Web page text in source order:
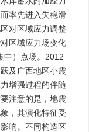
率先进入失稳滑
对区域应力调整
区域应力场变化
中）点场。2012
及广西地区小震
增强过程的伴随
注意的是，地震
，其演化特征受
响。不同构造区